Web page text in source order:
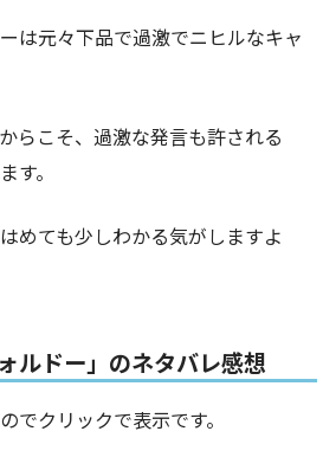
は元々下品で過激でニヒルなキャ
らこそ、過激な発言も許される
す。
めても少しわかる気がしますよ
ルドー」のネタバレ感想
でクリックで表示です。